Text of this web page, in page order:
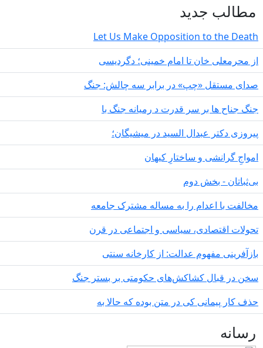
جدید
Let Us Make Opposition to the
محرمعلی خان تا امام خمینی؛ دگردیسی
مستقل «چپ» در برابر سه چالش: جنگ
جناح ها بر سر قدرت د رمیانە جنگ با
دکتر عبدال السید در میشیگان؛
گرانشی و ساختارِ کیهان
- بخش دوم
با اعدام را به مساله مشترک جامعه
اقتصادی، سیاسی و اجتماعی در قرن
مفهوم عدالت: از کارخانه سنتی
در قبال کشاکش‌های حکومتی بر بستر جنگ
کار پیمانی کی در متن بودە کە حالا بە